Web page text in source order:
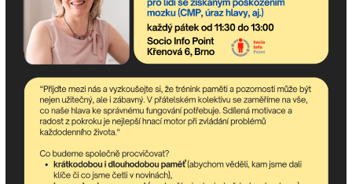
Odebírejte newsletter!
newsletter obsahuje nejaktuálnější nadcházející akce
komunitního centra a dění v asociaci.